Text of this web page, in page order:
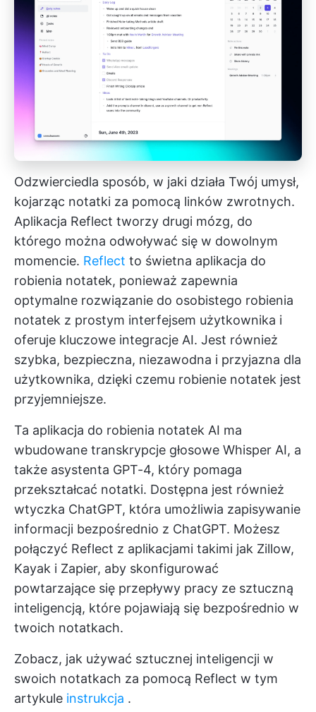
Odzwierciedla sposób, w jaki działa Twój umysł,
kojarząc notatki za pomocą linków zwrotnych.
Aplikacja Reflect tworzy drugi mózg, do
którego można odwoływać się w dowolnym
momencie. Reflect to świetna aplikacja do
robienia notatek, ponieważ zapewnia
optymalne rozwiązanie do osobistego robienia
notatek z prostym interfejsem użytkownika i
oferuje kluczowe integracje AI. Jest również
szybka, bezpieczna, niezawodna i przyjazna dla
użytkownika, dzięki czemu robienie notatek jest
przyjemniejsze.
Ta aplikacja do robienia notatek AI ma
wbudowane transkrypcje głosowe Whisper AI, a
także asystenta GPT-4, który pomaga
przekształcać notatki. Dostępna jest również
wtyczka ChatGPT, która umożliwia zapisywanie
informacji bezpośrednio z ChatGPT. Możesz
połączyć Reflect z aplikacjami takimi jak Zillow,
Kayak i Zapier, aby skonfigurować
powtarzające się przepływy pracy ze sztuczną
inteligencją, które pojawiają się bezpośrednio w
twoich notatkach.
Zobacz, jak używać sztucznej inteligencji w
swoich notatkach za pomocą Reflect w tym
artykule instrukcja .